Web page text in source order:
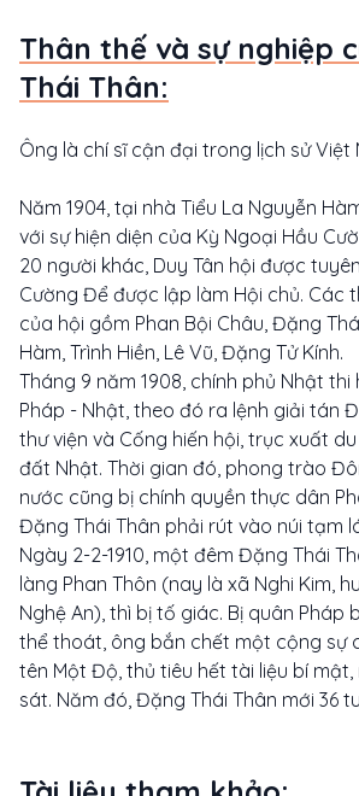
Thân thế và sự nghiệp
Thái Thân:
Ông là chí sĩ cận đại trong lịch sử Việt
Năm 1904, tại nhà Tiểu La Nguyễn
với sự hiện diện của Kỳ Ngoại Hầu
20 người khác, Duy Tân hội được
Cường Để được lập làm Hội chủ. Các
của hội gồm Phan Bội Châu, Đặng
Hàm, Trình Hiền, Lê Vũ, Đặng Tử Kính.
Tháng 9 năm 1908, chính phủ Nhật thi
Pháp - Nhật, theo đó ra lệnh giải tán
thư viện và Cống hiến hội, trục xuất
đất Nhật. Thời gian đó, phong trào
nước cũng bị chính quyền thực dân
Đặng Thái Thân phải rút vào núi tạm
Ngày 2-2-1910, một đêm Đặng Thái
làng Phan Thôn (nay là xã Nghi Kim,
Nghệ An), thì bị tố giác. Bị quân Pháp
thể thoát, ông bắn chết một cộng sự
tên Một Độ, thủ tiêu hết tài liệu bí
sát. Năm đó, Đặng Thái Thân mới 36